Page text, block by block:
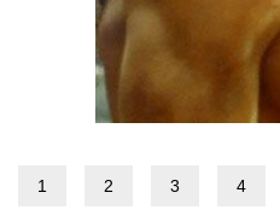
1 2 3 4